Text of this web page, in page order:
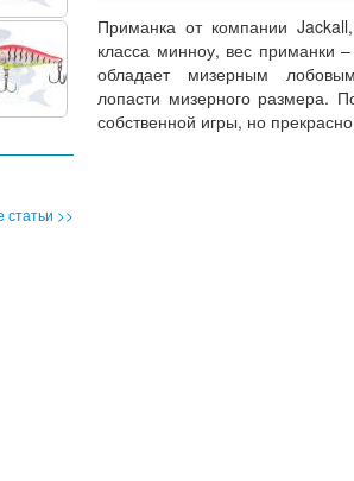
статьи >>
Приманка от компании
класса минноу, вес приманки
обладает мизерным
лопасти мизерного размера.
собственной игры, но